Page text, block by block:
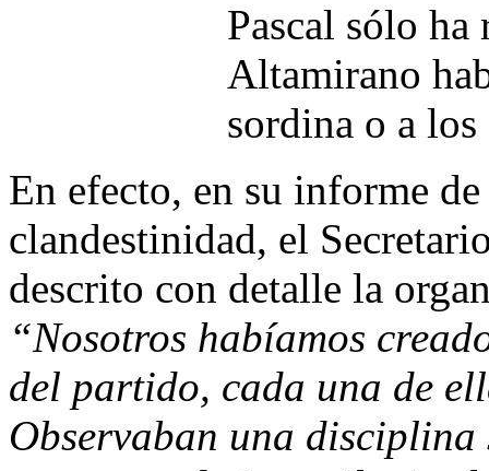
Pascal sólo
Altamirano
sordina o a
En efecto, en su informe
clandestinidad, el
descrito con detalle la
“Nosotros habíamos
del partido, cada una de
Observaban una